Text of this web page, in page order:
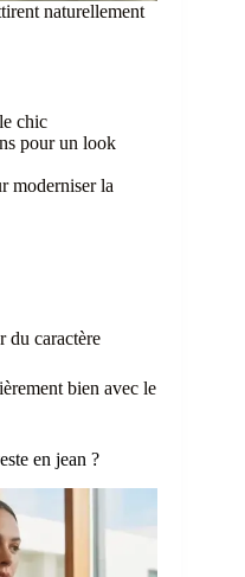
naturellement
chic
pour un look
moderniser la
du caractère
bien avec le
en jean ?